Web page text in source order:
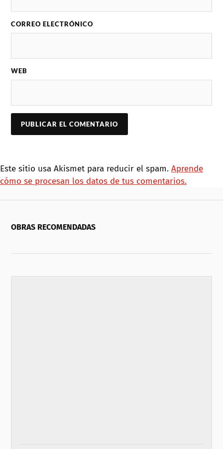
CORREO ELECTRÓNICO
WEB
Este sitio usa Akismet para reducir el spam. Aprende
cómo se procesan los datos de tus comentarios.
OBRAS RECOMENDADAS